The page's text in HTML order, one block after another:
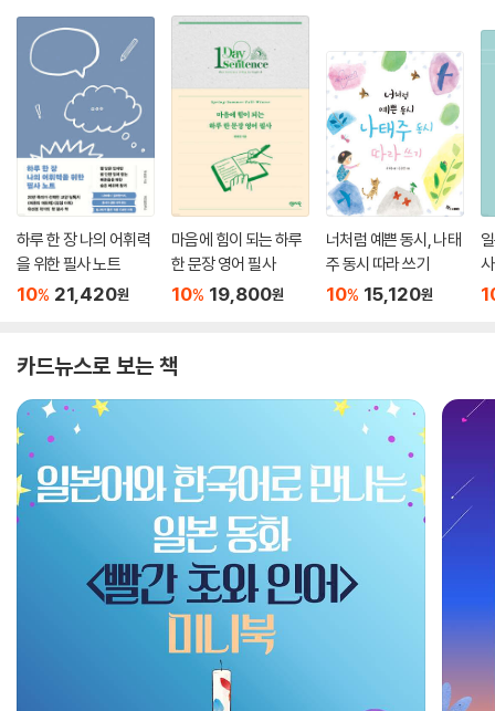
하루 한 장 나의 어휘력
을 위한 필사 노트
10% 21,420원
마음에 힘이 되는 하루
한 문장 영어 필사
10% 19,800원
너처럼 예쁜 동시, 나태
주 동시 따라 쓰기
10% 15,120원
카드뉴스로 보는 책